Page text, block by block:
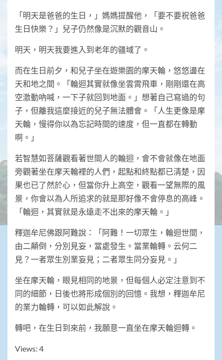
「明天是爸爸的生日，」媽媽提醒他，「要不要祝爸爸
生日快樂？」兒子仍然像是沉默的觀音山。
明天，明天我要進入到老年的疆域了。
而在生日前夕，和兒子坐在遊樂園的摩天輪，悠悠盪在
天和地之間。「輪迴其實就像坐雲霄飛車，剛剛還在高
空激動吶喊，一下子就回到地面。」想著自己寫過的句
子，但離我這麼接近的兒子無法體會。「人生更像是摩
天輪，慢得你以為忘記時間的速度，但一直都在轉動
啊。」
若智慧如菩薩觀看著世間人的輪迴，會不會就像在地面
旁觀著坐在摩天輪裡的人們，起點和終點都已清楚，因
果也已了然於心，但當你升上高空，觀看一望無際的風
景，你會以為人所追求的就是那好像不會停息的高峰。
「輪迴，其實就是永遠走不出來的摩天輪。」
釋迦牟尼佛跟阿難說：「阿難！一切眾生，輪迴世間，
由二顛倒，分別見妄，當處發生。當業輪轉。云何二
見？一者眾生別業妄見；二者眾生同分妄見。」
坐在摩天輪，眼見相同的地景，但每個人必定注意到不
同的細節，日後也將形成個別的回憶。我想，釋迦牟尼
的業力輪轉，可以如此解說。
轉吧，在生日到來前，我願意一直坐在摩天輪迴轉。
Views: 4